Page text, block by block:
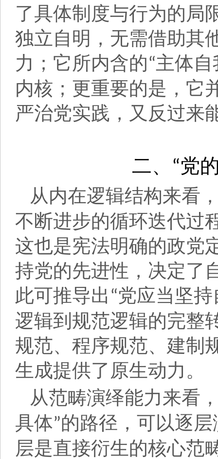
了具体制度与行为的局
独立自明，无需借助其
力；它所内含的“主体
内核；更重要的是，它
严治党实践，又反过来
二、 “党
从内在逻辑结构来看
不断进步的循环迭代过
这也是宪法明确的政党
持党的先进性，决定了
此可推导出 “党应当坚
逻辑到规范逻辑的完整
规范、程序规范、建制
生成提供了原生动力。
从范畴演绎能力来看
具体”的路径，可以逐
层是直接衍生的核心范